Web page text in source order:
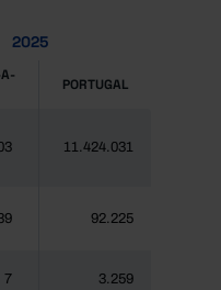
2025
PORTUGAL
11.424.031
92.225
7 3.259